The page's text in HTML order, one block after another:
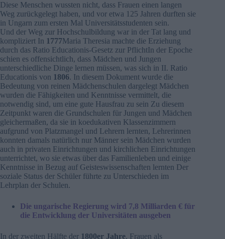
Diese Menschen wussten nicht, dass Frauen einen langen
Weg zurückgelegt haben, und vor etwa 125 Jahren durften sie
in Ungarn zum ersten Mal Universitätsstudenten sein.
Und der Weg zur Hochschulbildung war in der Tat lang und
kompliziert In 1777Maria Theresia machte die Erziehung
durch das Ratio Educationis-Gesetz zur PflichtIn der Epoche
schien es offensichtlich, dass Mädchen und Jungen
unterschiedliche Dinge lernen müssen, was sich in II. Ratio
Educationis von 1806. In diesem Dokument wurde die
Bedeutung von reinen Mädchenschulen dargelegt Mädchen
wurden die Fähigkeiten und Kenntnisse vermittelt, die
notwendig sind, um eine gute Hausfrau zu sein Zu diesem
Zeitpunkt waren die Grundschulen für Jungen und Mädchen
gleichermaßen, da sie in koedukativen Klassenzimmern
aufgrund von Platzmangel und Lehrern lernten, Lehrerinnen
konnten damals natürlich nur Männer sein Mädchen wurden
auch in privaten Einrichtungen und kirchlichen Einrichtungen
unterrichtet, wo sie etwas über das Familienleben und einige
Kenntnisse in Bezug auf Geisteswissenschaften lernten Der
soziale Status der Schüler führte zu Unterschieden im
Lehrplan der Schulen.
Die ungarische Regierung wird 7,8 Milliarden € für
die Entwicklung der Universitäten ausgeben
In der zweiten Hälfte der 1800er Jahre, Frauen als